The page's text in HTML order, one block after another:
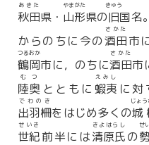
秋田
あきた
県・ 山形
やまがた
県の旧
きゅう
国名
からのちに今の酒田
さかた
市
鶴岡
つるおか
市に，のちに酒田
さかた
市
陸奥
むつ
とともに 蝦夷
えみし
に対
出羽柵
でわのき
をはじめ多くの城
じょう
世紀
せいき
前半には清原氏
きよはらし
の
せ